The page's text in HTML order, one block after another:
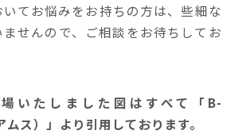
てお悩みをお持ちの方は、些細な
ませんので、ご相談をお待ちしてお
いたしました図はすべて「B-
ムス）」より引用しております。